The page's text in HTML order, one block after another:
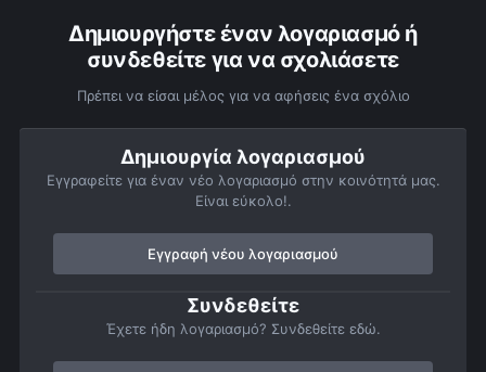
Δημιουργήστε έναν λογαριασμό ή
συνδεθείτε για να σχολιάσετε
Πρέπει να είσαι μέλος για να αφήσεις ένα σχόλιο
Δημιουργία λογαριασμού
Εγγραφείτε για έναν νέο λογαριασμό στην κοινότητά μας.
Είναι εύκολο!.
Εγγραφή νέου λογαριασμού
Συνδεθείτε
Έχετε ήδη λογαριασμό? Συνδεθείτε εδώ.